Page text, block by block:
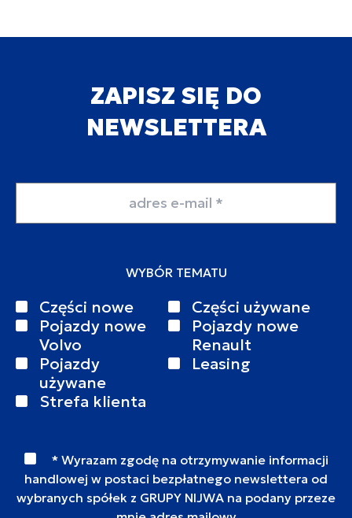
ZAPISZ SIĘ DO
NEWSLETTERA
WYBÓR TEMATU
Części nowe
Części używane
Pojazdy nowe
Volvo
Pojazdy nowe
Renault
Pojazdy
używane
Leasing
Strefa klienta
* Wyrazam zgodę na otrzymywanie informacji
handlowej w postaci bezpłatnego newslettera od
wybranych spółek z GRUPY NIJWA na podany przeze